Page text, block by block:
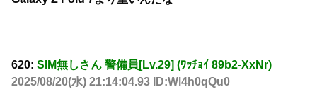
620: SIM無しさん 警備員[Lv.29] (ﾜｯﾁｮｲ 89b2-XxNr)
2025/08/20(水) 21:14:04.93 ID:Wl4h0qQu0